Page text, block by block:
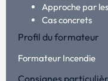
Approche par
Cas concrets
Profil du formateur
Formateur Incendie